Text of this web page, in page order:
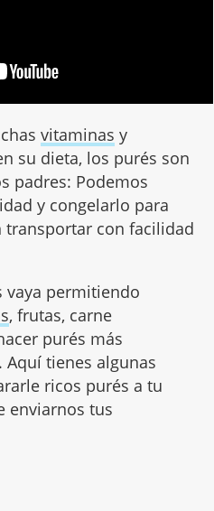
vitaminas y
su dieta, los purés son
padres: Podemos
y congelarlo para
transportar con facilidad
vaya permitiendo
, frutas, carne
purés más
tienes algunas
ricos purés a tu
enviarnos tus